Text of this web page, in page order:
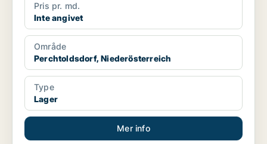
Pris pr. md.
Inte angivet
Område
Perchtoldsdorf, Niederösterreich
Type
Lager
Mer info